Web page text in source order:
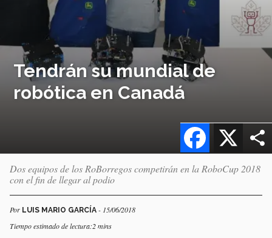
Tendrán su mundial de
robótica en Canadá
X
Facebook
Dos equipos de los RoBorregos competirán en la RoboCup 2018
con el fin de llegar al podio
Por LUIS MARIO GARCÍA - 15/06/2018
Tiempo estimado de lectura:2 mins